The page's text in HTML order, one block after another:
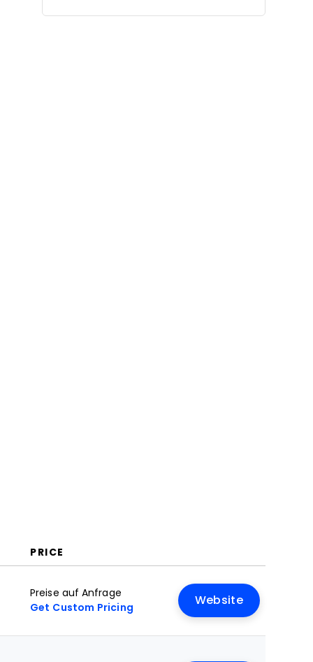
PRICE
Preise auf Anfrage
Get Custom Pricing
Website
Envoy